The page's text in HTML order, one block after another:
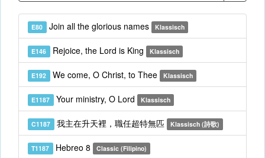
E80 Join all the glorious names Klassisch
E146 Rejoice, the Lord is King Klassisch
E192 We come, O Christ, to Thee Klassisch
E1187 Your ministry, O Lord Klassisch
C1187 我主在升天裡，職任超特無匹 Klassisch (詩歌)
T1187 Hebreo 8 Classic (Filipino)